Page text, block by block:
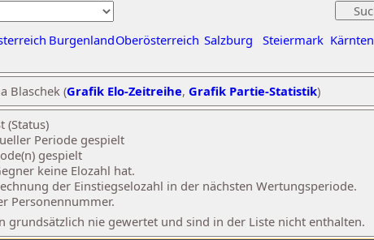
BurgenlandOberösterreich Salzburg Steiermark Kärnten
Blaschek (Grafik Elo-Zeitreihe, Grafik Partie-Statistik)
(Status)
Periode gespielt
gespielt
keine Elozahl hat.
der Einstiegselozahl in der nächsten Wertungsperiode.
Personennummer.
grundsätzlich nie gewertet und sind in der Liste nicht enthalten.